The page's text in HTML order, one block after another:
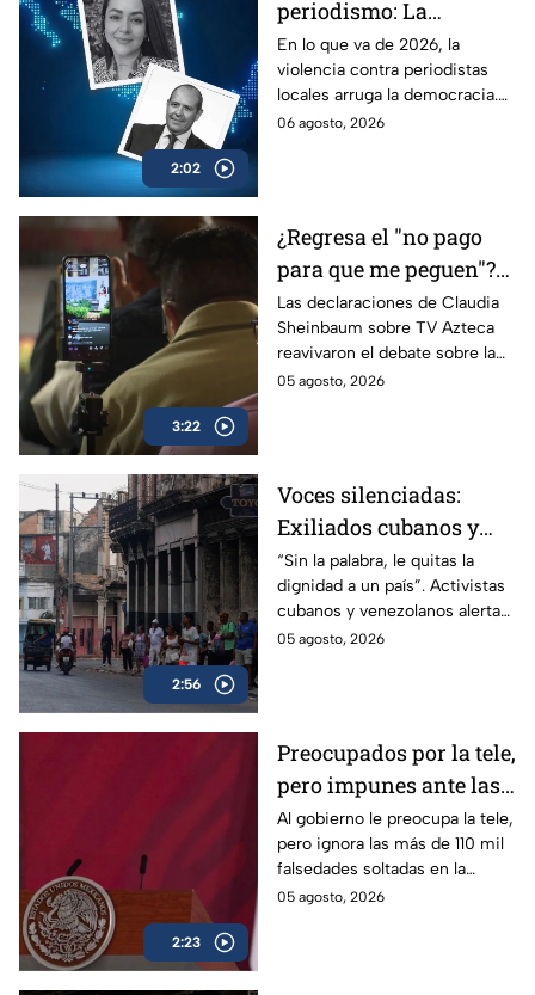
2:02
periodismo: La
estrategia de violencia
e impunidad rumbo a
2027
En lo que va de 2026, la
violencia contra periodistas
locales arruga la democracia.
Entérate de cómo los
06 agosto, 2026
3:22
¿Regresa el "no pago
para que me peguen"?
Reviven frase de López
Portillo tras dichos del
gobierno de México
Las declaraciones de Claudia
Sheinbaum sobre TV Azteca
reavivaron el debate sobre la
publicidad oficial y recordaron
05 agosto, 2026
2:56
Voces silenciadas:
Exiliados cubanos y
venezolanos alertan
sobre la pérdida de
libertades en México
“Sin la palabra, le quitas la
dignidad a un país”. Activistas
cubanos y venezolanos alertan
sobre el avance del
05 agosto, 2026
2:23
Preocupados por la tele,
pero impunes ante las
mentiras: El doble
rasero del gobierno
federal
Al gobierno le preocupa la tele,
pero ignora las más de 110 mil
falsedades soltadas en la
mañanera. Recordamos las
05 agosto, 2026